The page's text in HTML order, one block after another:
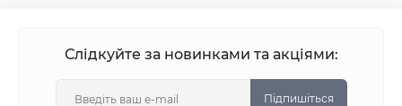
Слідкуйте за новинками та акціями:
Підпишіться